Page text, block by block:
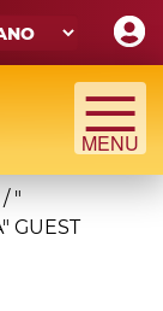
/ "
GUEST